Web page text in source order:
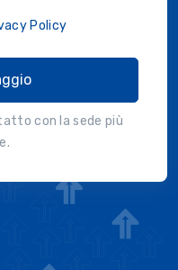
Policy
con la sede più